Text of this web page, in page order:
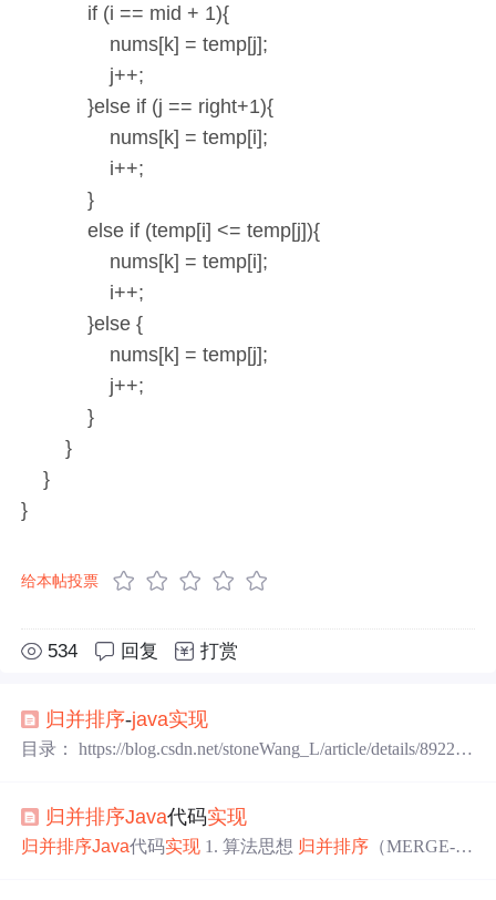
if (i == mid + 1){
nums[k] = temp[j];
j++;
}else if (j == right+1){
nums[k] = temp[i];
i++;
}
else if (temp[i] <= temp[j]){
nums[k] = temp[i];
i++;
}else {
nums[k] = temp[j];
j++;
}
}
}
}
给本帖投票
534 回复 打赏
归并排序-java实现
目录： https://blog.csdn.net/stoneWang_L/article/details/892281
ticle/details/89221348 ...
归并排序Java代码实现
归并排序Java代码实现 1. 算法思想 归并排序 （MERGE-S